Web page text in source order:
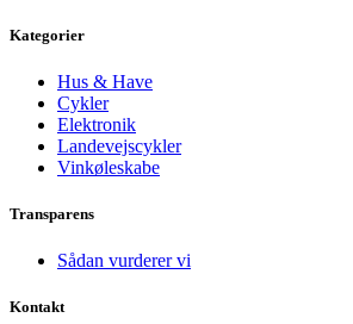
Kategorier
Hus & Have
Cykler
Elektronik
Landevejscykler
Vinkøleskabe
Transparens
Sådan vurderer vi
Kontakt